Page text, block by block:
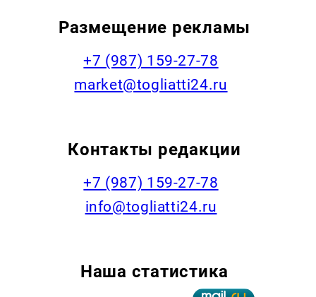
Размещение рекламы
+7 (987) 159-27-78
market@togliatti24.ru
Контакты редакции
+7 (987) 159-27-78
info@togliatti24.ru
Наша статистика